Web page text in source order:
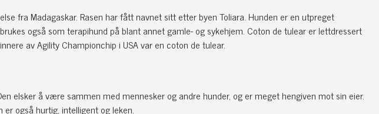
fra Madagaskar. Rasen har fått navnet sitt etter byen Toliara. Hunden er en utpreget
også som terapihund på blant annet gamle- og sykehjem. Coton de tulear er lettdressert
av Agility Championchip i USA var en coton de tulear.
elsker å være sammen med mennesker og andre hunder, og er meget hengiven mot sin eier.
også hurtig, intelligent og leken.